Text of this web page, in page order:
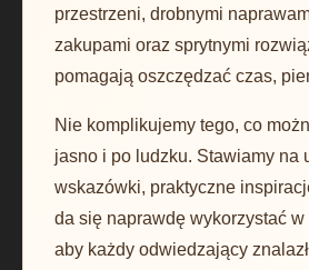
przestrzeni, drobnymi
zakupami oraz sprytnymi
pomagają oszczędzać czas,
Nie komplikujemy tego, co
jasno i po ludzku. Stawiamy na
wskazówki, praktyczne
da się naprawdę wykorzystać w
aby każdy odwiedzający